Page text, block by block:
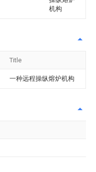
机构
Title
一种远程操纵熔炉机构